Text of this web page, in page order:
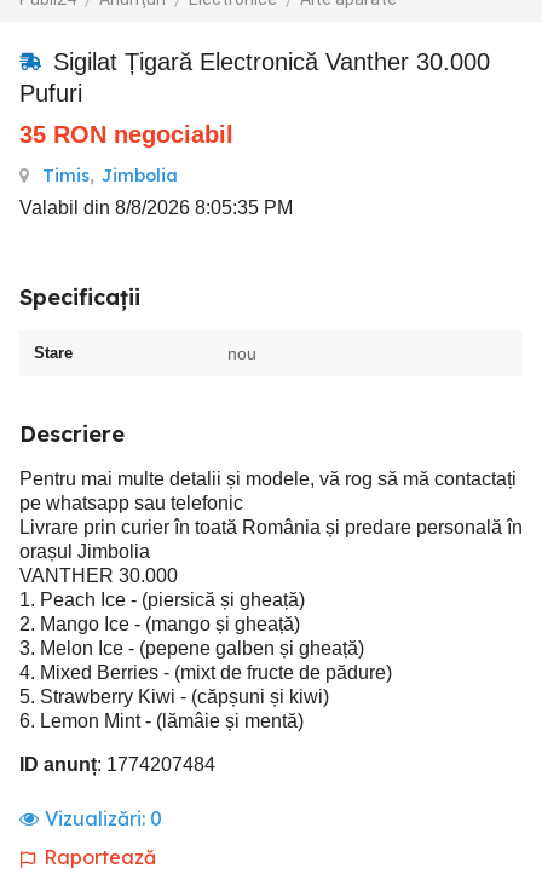
Sigilat Țigară Electronică Vanther 30.000
Pufuri
35 RON negociabil
Timis, Jimbolia
Valabil din 8/8/2026 8:05:35 PM
Specificații
Stare nou
Descriere
Pentru mai multe detalii și modele, vă rog să mă contactați
pe whatsapp sau telefonic
Livrare prin curier în toată România și predare personală în
orașul Jimbolia
VANTHER 30.000
1. Peach Ice - (piersică și gheață)
2. Mango Ice - (mango și gheață)
3. Melon Ice - (pepene galben și gheață)
4. Mixed Berries - (mixt de fructe de pădure)
5. Strawberry Kiwi - (căpșuni și kiwi)
6. Lemon Mint - (lămâie și mentă)
ID anunț: 1774207484
Vizualizări: 0
Raportează